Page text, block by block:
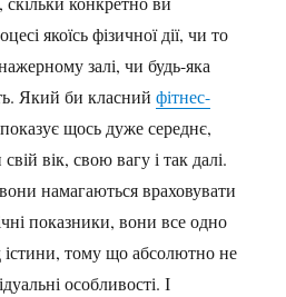
якоїсь фізичної дії, чи то
залі, чи будь-яка
Який би класнийфітнес-
щось дуже середнє,
вік, свою вагу і так далі.
намагаються враховувати
показники, вони все одно
істини, тому що абсолютно не
особливості. І